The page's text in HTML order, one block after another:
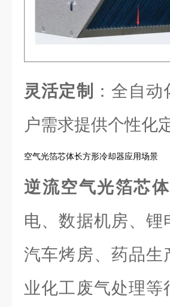
灵活定制
：全自
户需求提供个性化
空气光箔芯体长方形冷却器应用场景
逆流空气光箔芯
电、数据机房、
汽车烤房、药品
业化工废气处理